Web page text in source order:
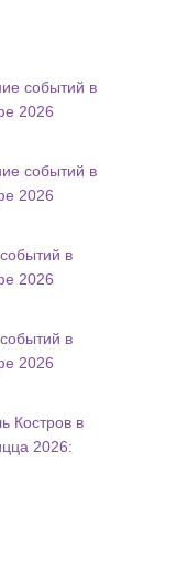
событий в
2026
событий в
2026
в
2026
в
2026
Костров в
2026: